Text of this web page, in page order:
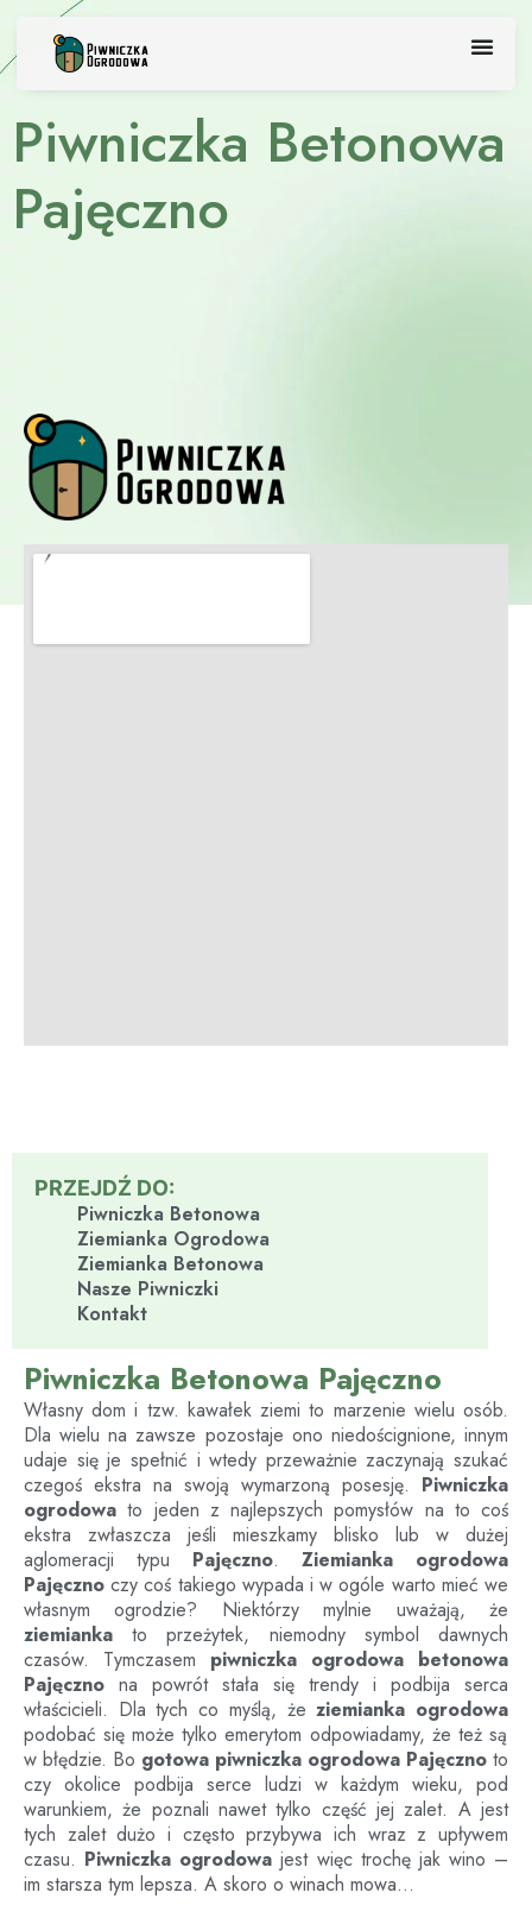
content
Piwniczka Betonowa
Pajęczno
PRZEJDŹ DO:
Piwniczka Betonowa
Ziemianka Ogrodowa
Ziemianka Betonowa
Nasze Piwniczki
Kontakt
Piwniczka Betonowa Pajęczno
Własny dom i tzw. kawałek ziemi to marzenie wielu osób.
Dla wielu na zawsze pozostaje ono niedoścignione, innym
udaje się je spełnić i wtedy przeważnie zaczynają szukać
czegoś ekstra na swoją wymarzoną posesję. Piwniczka
ogrodowa to jeden z najlepszych pomysłów na to coś
ekstra zwłaszcza jeśli mieszkamy blisko lub w dużej
aglomeracji typu Pajęczno. Ziemianka ogrodowa
Pajęcznoczy coś takiego wypada i w ogóle warto mieć we
własnym ogrodzie? Niektórzy mylnie uważają, że
ziemianka to przeżytek, niemodny symbol dawnych
czasów. Tymczasem piwniczka ogrodowa betonowa
Pajęczno na powrót stała się trendy i podbija serca
właścicieli. Dla tych co myślą, żeziemianka ogrodowa
podobać się może tylko emerytom odpowiadamy, że też są
w błędzie. Bo gotowa piwniczka ogrodowa Pajęczno to
czy okolice podbija serce ludzi w każdym wieku, pod
warunkiem, że poznali nawet tylko część jej zalet. A jest
tych zalet dużo i często przybywa ich wraz z upływem
czasu. Piwniczka ogrodowa jest więc trochę jak wino –
im starsza tym lepsza. A skoro o winach mowa…